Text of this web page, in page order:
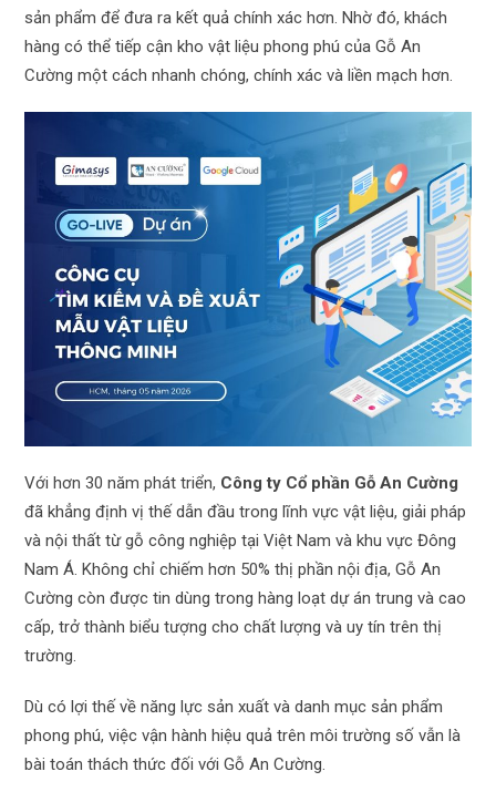
sản phẩm để đưa ra kết quả chính xác hơn. Nhờ đó, khách
hàng có thể tiếp cận kho vật liệu phong phú của Gỗ An
Cường một cách nhanh chóng, chính xác và liền mạch hơn.
Với hơn 30 năm phát triển, Công ty Cổ phần Gỗ An Cường
đã khẳng định vị thế dẫn đầu trong lĩnh vực vật liệu, giải pháp
và nội thất từ gỗ công nghiệp tại Việt Nam và khu vực Đông
Nam Á. Không chỉ chiếm hơn 50% thị phần nội địa, Gỗ An
Cường còn được tin dùng trong hàng loạt dự án trung và cao
cấp, trở thành biểu tượng cho chất lượng và uy tín trên thị
trường.
Dù có lợi thế về năng lực sản xuất và danh mục sản phẩm
phong phú, việc vận hành hiệu quả trên môi trường số vẫn là
bài toán thách thức đối với Gỗ An Cường.